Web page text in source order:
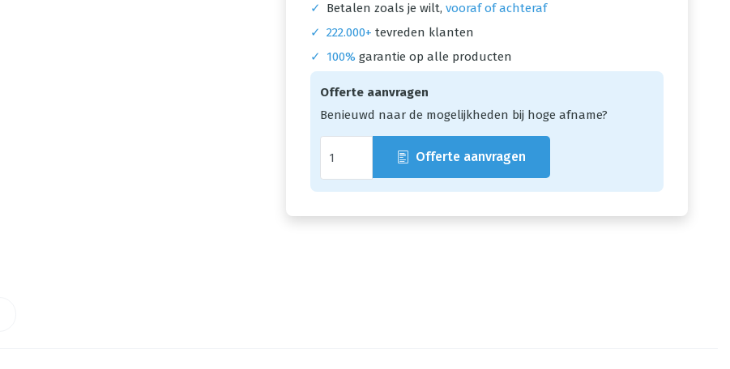
✓
Betalen zoals je wilt, vooraf of achteraf
✓ 222.000+ tevreden klanten
✓
100% garantie op alle producten
Offerte aanvragen
Benieuwd naar de mogelijkheden bij hoge afname?
Offerte aanvragen